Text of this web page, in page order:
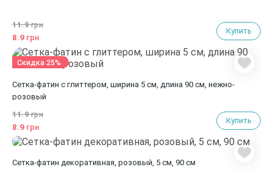
11.9грн
8.9 грн
Купить
Сетка-фатин с глиттером, ширина 5 см, длина 90 см, нежно-
розовый
11.9грн
8.9 грн
Купить
Скидка 25%
Сетка-фатин декоративная, розовый, 5 см, 90 см